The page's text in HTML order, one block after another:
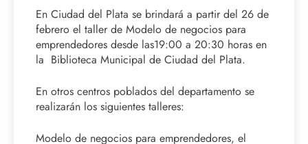
En Ciudad del Plata se brindará a partir del 26 de
febrero el taller de Modelo de negocios para
emprendedores desde las19:00 a 20:30 horas en
la Biblioteca Municipal de Ciudad del Plata.
En otros centros poblados del departamento se
realizarán los siguientes talleres:
Modelo de negocios para emprendedores, el